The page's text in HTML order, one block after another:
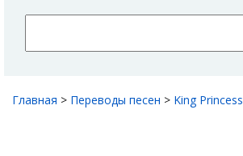
Главная > Переводы песен > King Princess